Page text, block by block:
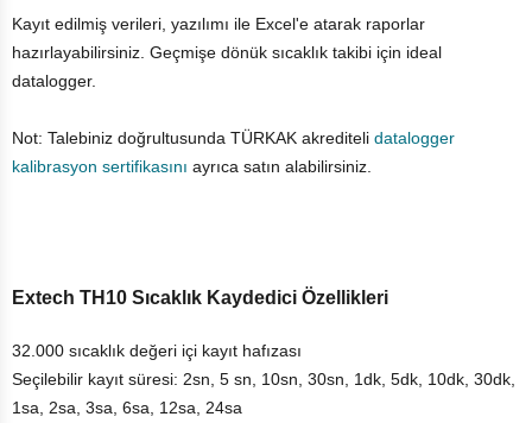
Kayıt edilmiş verileri, yazılımı ile Excel'e atarak raporlar
hazırlayabilirsiniz. Geçmişe dönük sıcaklık takibi için ideal
datalogger.
Not: Talebiniz doğrultusunda TÜRKAK akrediteli datalogger
kalibrasyon sertifikasını ayrıca satın alabilirsiniz.
Extech TH10 Sıcaklık Kaydedici Özellikleri
32.000 sıcaklık değeri içi kayıt hafızası
Seçilebilir kayıt süresi: 2sn, 5 sn, 10sn, 30sn, 1dk, 5dk, 10dk, 30dk,
1sa, 2sa, 3sa, 6sa, 12sa, 24sa